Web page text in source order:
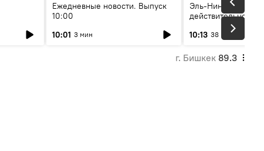
Ежедневные новости. Выпуск
10:00
10:01 3 мин
Эль-Ниньо, жара и
действительно
погоду в
10:13 38 мин
г. Бишкек 89.3